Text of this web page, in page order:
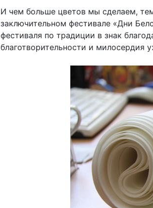
И чем больше цветов мы сделаем,
заключительном фестивале «Дни
фестиваля по традиции в знак
благотворительности и милосердия